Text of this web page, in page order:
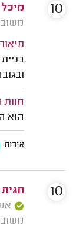
משוב: 29/12/
ובגובה 2.8
הוא
איכות
10
חגית
משוב: 22/05/
10